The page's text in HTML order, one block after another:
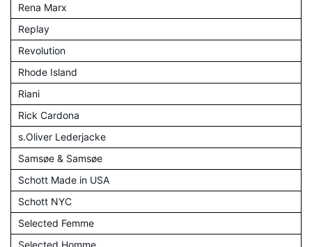
Rena Marx
Replay
Revolution
Rhode Island
Riani
Rick Cardona
s.Oliver Lederjacke
Samsøe & Samsøe
Schott Made in USA
Schott NYC
Selected Femme
Selected Homme